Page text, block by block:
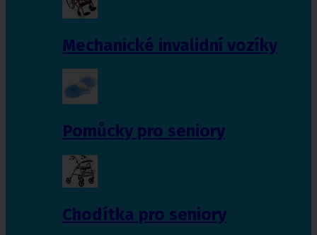
Mechanické invalidní vozíky
Pomůcky pro seniory
Chodítka pro seniory